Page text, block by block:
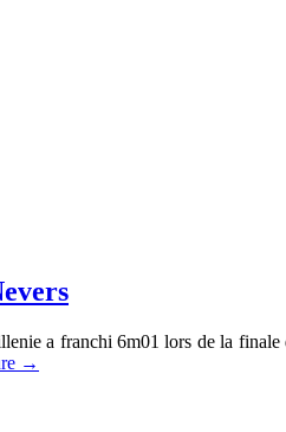
a franchi 6m01 lors de la finale
→